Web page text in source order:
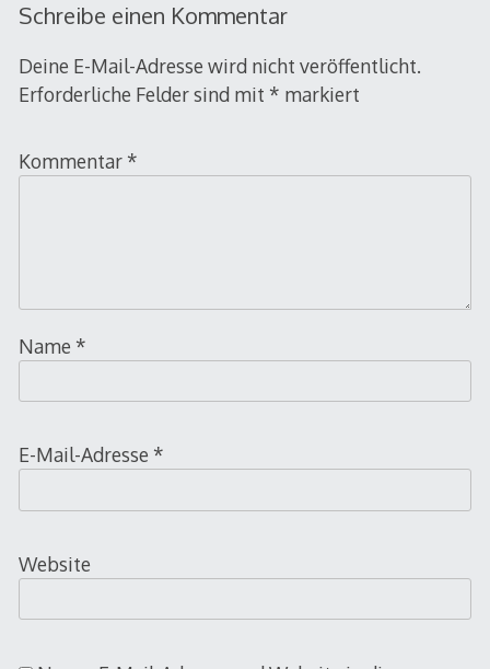
Schreibe einen Kommentar
Deine E-Mail-Adresse wird nicht veröffentlicht.
Erforderliche Felder sind mit * markiert
Kommentar *
Name *
E-Mail-Adresse *
Website